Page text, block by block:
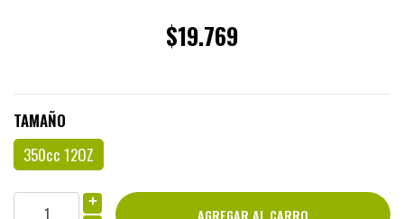
$19.769
TAMAÑO
350cc 12OZ
+